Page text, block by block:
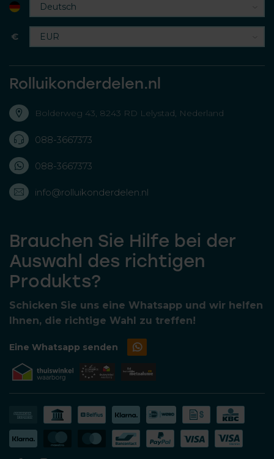
€
Rolluikonderdelen.nl
Bolderweg 43, 8243 RD Lelystad, Nederland
088-3667373
088-3667373
info@rolluikonderdelen.nl
Brauchen Sie Hilfe bei der
Auswahl des richtigen
Produkts?
Schicken Sie uns eine Whatsapp und wir helfen
Ihnen, die richtige Wahl zu treffen!
Eine Whatsapp senden